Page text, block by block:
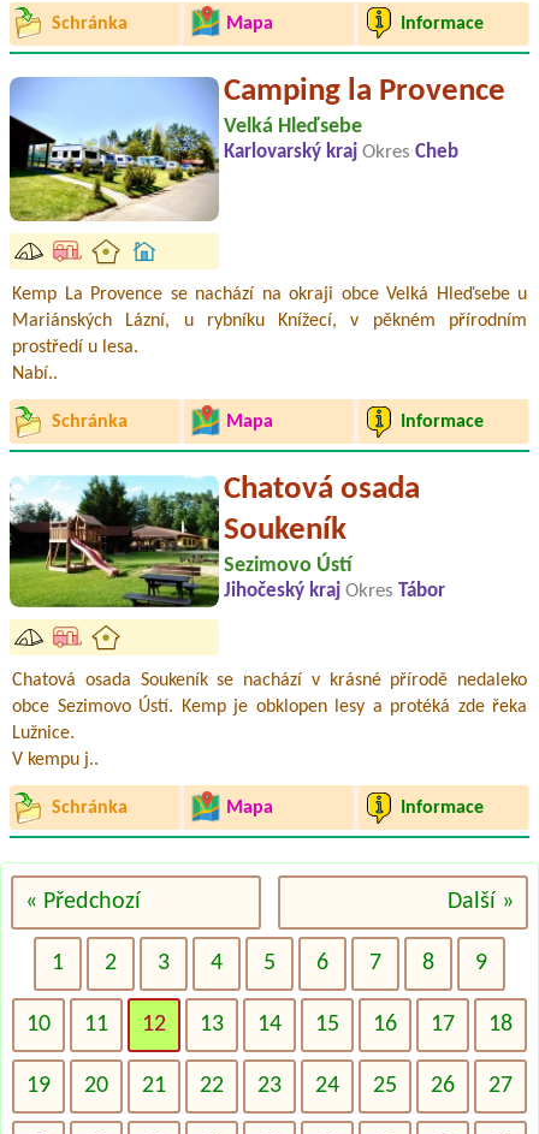
Schránka Mapa Informace
Camping la Provence
Velká Hleďsebe
Karlovarský kraj Okres Cheb
Kemp La Provence se nachází na okraji obce Velká Hleďsebe u
Mariánských Lázní, u rybníku Knížecí, v pěkném přírodním
prostředí u lesa.
Nabí..
Schránka Mapa Informace
Chatová osada
Soukeník
Sezimovo Ústí
Jihočeský kraj Okres Tábor
Chatová osada Soukeník se nachází v krásné přírodě nedaleko
obce Sezimovo Ústí. Kemp je obklopen lesy a protéká zde řeka
Lužnice.
V kempu j..
Schránka Mapa Informace
« Předchozí Další »
1 2 3 4 5 6 7 8 9
10 11 12 13 14 15 16 17 18
19 20 21 22 23 24 25 26 27